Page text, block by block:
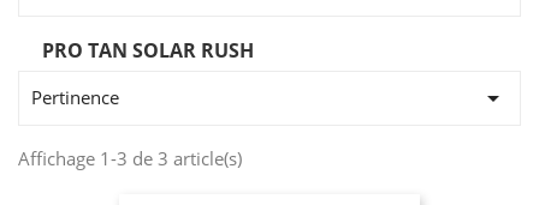
PRO TAN SOLAR RUSH
Pertinence 
Affichage 1-3 de 3 article(s)